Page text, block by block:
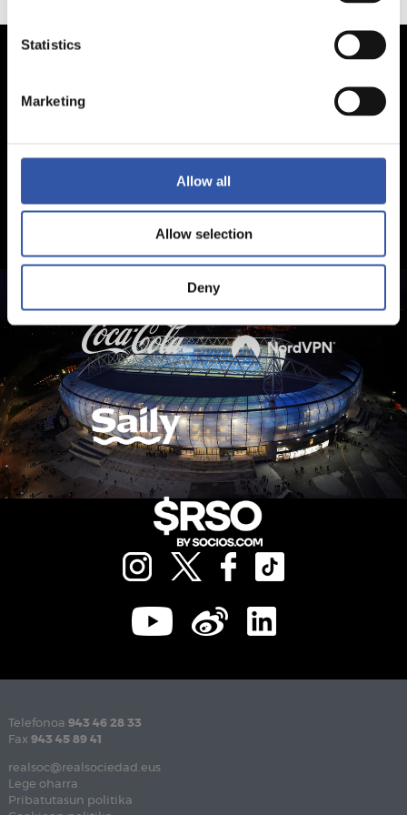
Statistics
Marketing
Allow all
Allow selection
Deny
Telefonoa 943 46 28 33
Fax 943 45 89 41
realsoc@realsociedad.eus
Lege oharra
Pribatutasun politika